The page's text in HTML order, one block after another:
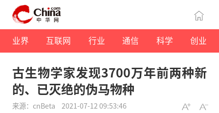
业界 互联网 行业 通信 科学 创业
古生物学家发现3700万年前两种新
的、已灭绝的伪马物种
来源：cnBeta 2021-07-12 09:53:46